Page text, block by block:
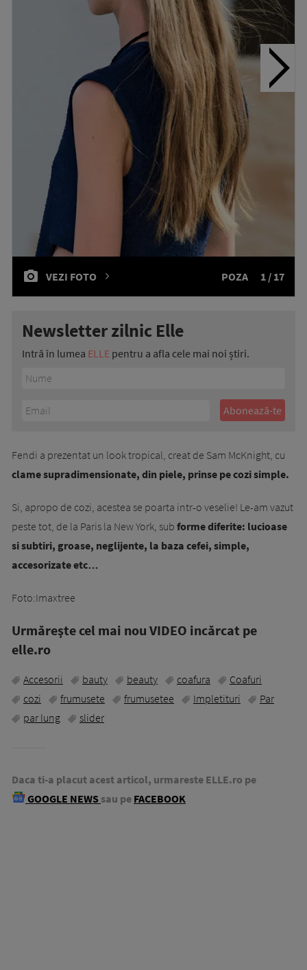
VEZI FOTO POZA 1 / 17
Newsletter zilnic Elle
Intră în lumea ELLE pentru a afla cele mai noi știri.
Fendi a prezentat un look tropical, creat de Sam McKnight, cu
clame supradimensionate, din piele, prinse pe cozi simple.
Si, apropo de cozi, acestea se poarta intr-o veselie! Le-am vazut
peste tot, de la Paris la New York, sub forme diferite: lucioase
si subtiri, groase, neglijente, la baza cefei, simple,
accesorizate etc…
Foto:Imaxtree
Urmăreşte cel mai nou VIDEO incărcat pe
elle.ro
Accesorii bauty beauty coafura
Coafuri
cozi
frumusete frumusetee Impletituri
Par
par lung
slider
Daca ti-a placut acest articol, urmareste ELLE.ro pe
GOOGLE NEWS sau pe FACEBOOK